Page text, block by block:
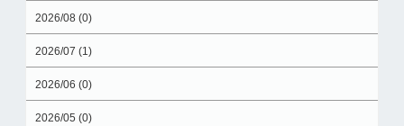
2026/08 (0)
2026/07 (1)
2026/06 (0)
2026/05 (0)